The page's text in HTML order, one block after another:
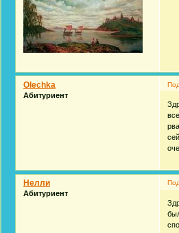
Olechka
Абитуриент
Нелли
Абитуриент